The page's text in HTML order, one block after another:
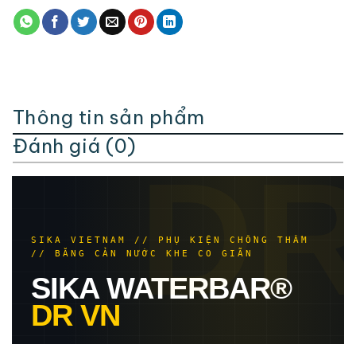
Thông tin sản phẩm
Đánh giá (0)
SIKA VIETNAM // PHỤ KIỆN CHỐNG THẤM
// BĂNG CẢN NƯỚC KHE CO GIÃN
SIKA WATERBAR®
DR VN